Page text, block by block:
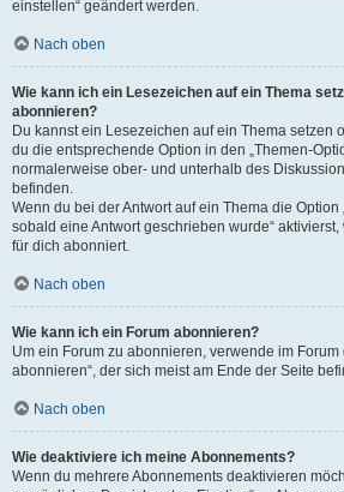
einstellen“ geändert werden.
Nach oben
Wie kann ich ein Lesezeichen auf ein Thema
abonnieren?
Du kannst ein Lesezeichen auf ein Thema setzen
du die entsprechende Option in den „Themen-
normalerweise ober- und unterhalb des
befinden.
Wenn du bei der Antwort auf ein Thema die
sobald eine Antwort geschrieben wurde“
für dich abonniert.
Nach oben
Wie kann ich ein Forum abonnieren?
Um ein Forum zu abonnieren, verwende im Forum
abonnieren“, der sich meist am Ende der Seite
Nach oben
Wie deaktiviere ich meine Abonnements?
Wenn du mehrere Abonnements deaktivieren